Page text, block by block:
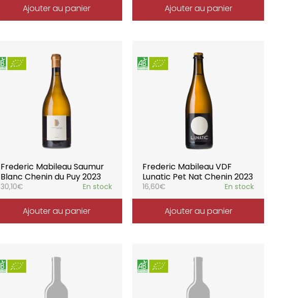
Ajouter au panier Ajouter au panier
Frederic Mabileau Saumur
Blanc Chenin du Puy 2023
30,10€ En stock
Ajouter au panier
Frederic Mabileau VDF
Lunatic Pet Nat Chenin 2023
16,60€ En stock
Ajouter au panier